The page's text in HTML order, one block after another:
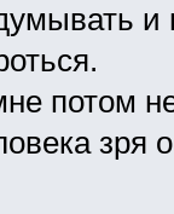
и
потом
зря